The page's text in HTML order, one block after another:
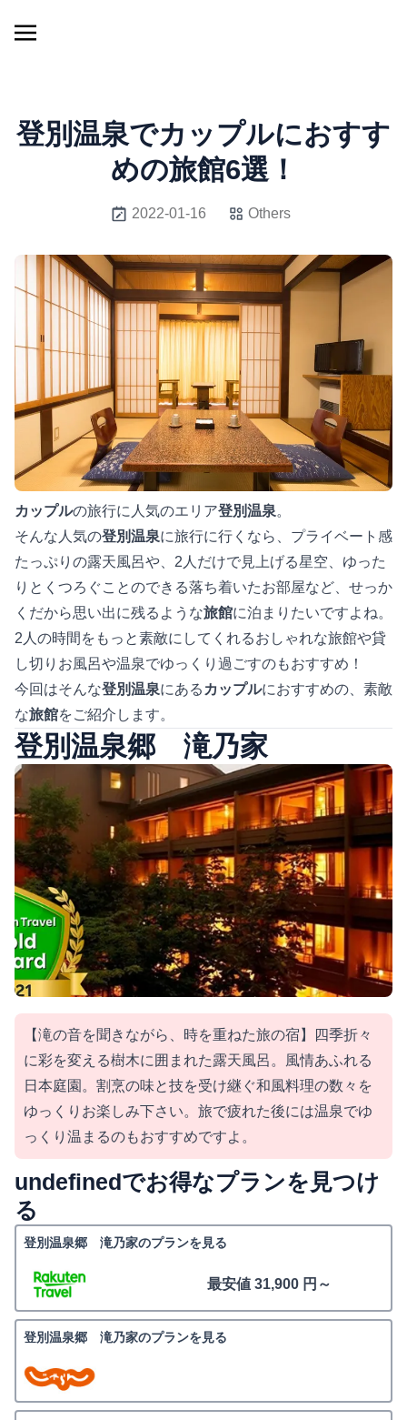
登別温泉でカップルにおすす
めの旅館6選！
2022-01-16 Others
カップルの旅行に人気のエリア登別温泉。
そんな人気の登別温泉に旅行に行くなら、プライベート感
たっぷりの露天風呂や、2人だけで見上げる星空、ゆった
りとくつろぐことのできる落ち着いたお部屋など、せっか
くだから思い出に残るような旅館に泊まりたいですよね。
2人の時間をもっと素敵にしてくれるおしゃれな旅館や貸
し切りお風呂や温泉でゆっくり過ごすのもおすすめ！
今回はそんな登別温泉にある カップルにおすすめの、素敵
な旅館をご紹介します。
登別温泉郷 滝乃家
【滝の音を聞きながら、時を重ねた旅の宿】四季折々
に彩を変える樹木に囲まれた露天風呂。風情あふれる
日本庭園。割烹の味と技を受け継ぐ和風料理の数々を
ゆっくりお楽しみ下さい。旅で疲れた後には温泉でゆ
っくり温まるのもおすすめですよ。
undefinedでお得なプランを見つけ
る
登別温泉郷 滝乃家のプランを見る
最安値 31,900 円～
登別温泉郷 滝乃家のプランを見る